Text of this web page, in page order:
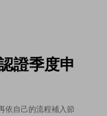
證季度申
依自己的流程補入節